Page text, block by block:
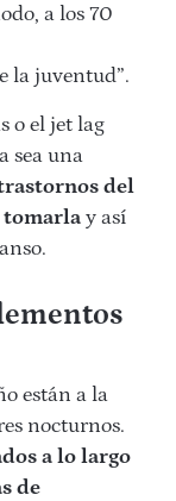
a los 70
la juventud”.
o el jet lag
sea una
del
tomarla y así
están a la
nocturnos.
a lo largo
de